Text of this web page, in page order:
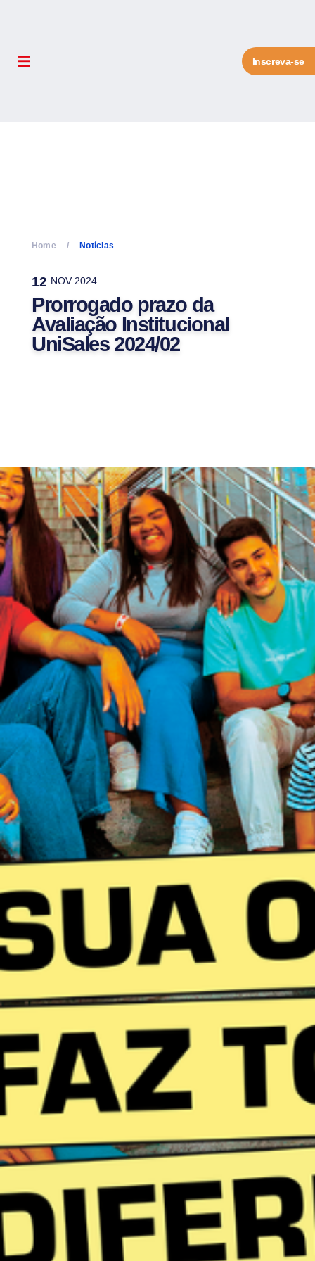
Inscreva-se
Home Notícias
12 NOV 2024
Prorrogado prazo da
Avaliação Institucional
UniSales 2024/02